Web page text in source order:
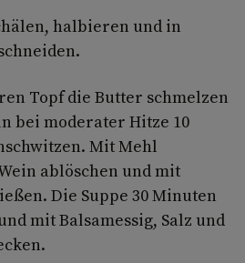
halbieren und in
Topf die Butter schmelzen
bei moderater Hitze 10
Mit Mehl
ablöschen und mit
Die Suppe 30 Minuten
mit Balsamessig, Salz und